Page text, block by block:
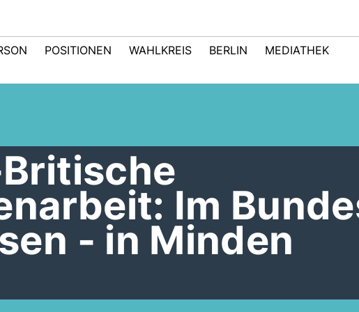
POSITIONEN WAHLKREIS BERLIN MEDIATHEK
Im
- in Minden